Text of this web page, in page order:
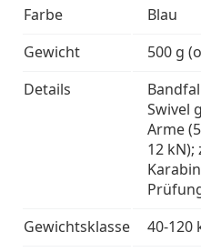
Farbe
Blau
Gewicht
500 g
Details
Swivel
Arme
12
Gewichtsklasse
40-120